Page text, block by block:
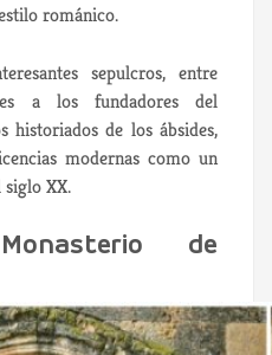
románico.
sepulcros, entre
a los fundadores del
historiados de los ábsides,
modernas como un
siglo XX.
de